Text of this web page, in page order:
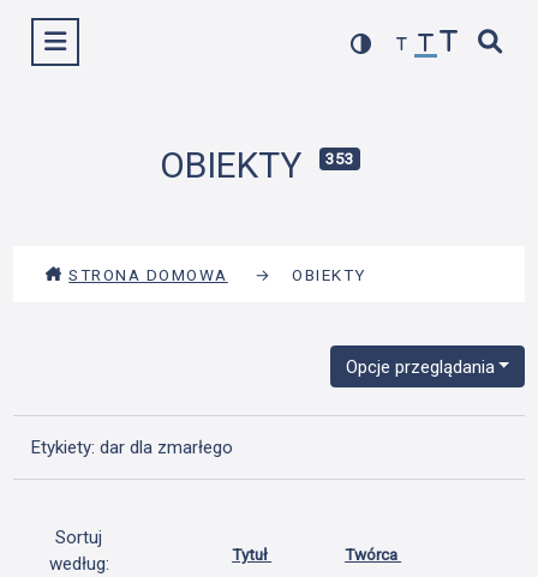
Wyświetl menu
OBIEKTY 353
STRONA DOMOWA → OBIEKTY
Opcje przeglądania
Etykiety: dar dla zmarłego
Sortuj
według:
Tytuł Twórca